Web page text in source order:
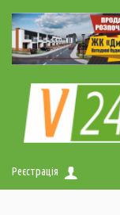
Реєстрація